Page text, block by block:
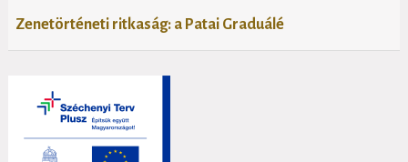
Zenetörténeti ritkaság: a Patai Graduálé